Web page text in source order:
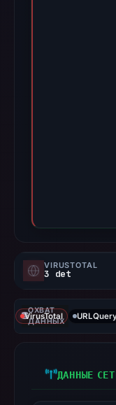
VIRUSTOTAL
3 det
ОХВАТ
ДАННЫХ
VirusTotal
ДАННЫЕ